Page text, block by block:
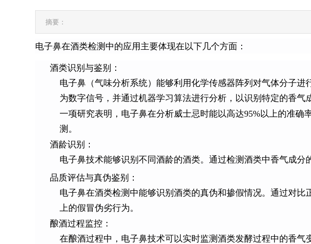
摘要：
电子鼻在酒类检测中的应用主要体现在以下几个方面：
酒类识别与鉴别：
电子鼻（气味分析系统）能够利用化学传感器阵列对气体分子
为数字信号，并通过机器学习算法进行分析，以识别特定的香气
一项研究表明，电子鼻在分析威士忌时能以高达95%以上的准
测。
酒龄识别：
电子鼻技术能够识别不同酒龄的酒类。通过检测酒类中香气成
品质评估与真伪鉴别：
电子鼻在酒类检测中能够识别酒类的真伪和掺假情况。通过对
上的假冒伪劣行为。
酿酒过程监控：
在酿酒过程中，电子鼻技术可以实时监测酒类发酵过程中的香